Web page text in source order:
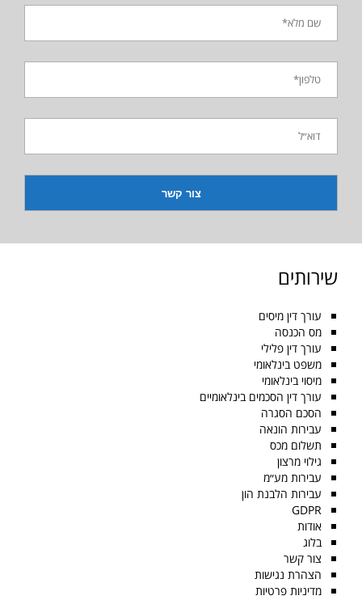
שירותים
עורך דין מיסים
מס הכנסה
עורך דין פלילי
משפט בינלאומי
מיסוי בינלאומי
עורך דין הסכמים בינלאומיים
הסכם הסגרה
עבירות הונאה
תשלום מכס
גילוי מרצון
עבירות מע״מ
עבירות הלבנת הון
GDPR
אודות
בלוג
צור קשר
הצהרת נגישות
מדיניות פרטיות